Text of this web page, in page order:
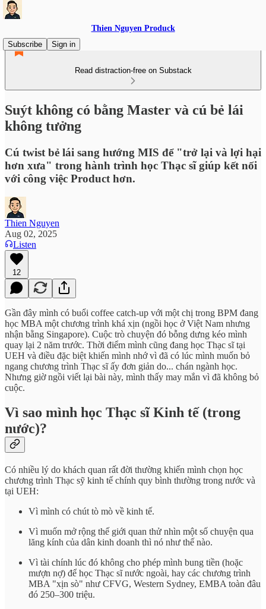
Thien Nguyen Produck
Subscribe
Sign in
Read distraction-free on Substack
Suýt không có bằng Master và cú bẻ lái
không tưởng
Cú twist bẻ lái sang hướng MIS để "trở lại và lợi hại
hơn xưa" trong hành trình học Thạc sĩ giúp kết nối
với công việc Product hơn.
Thien Nguyen
Aug 02, 2025
Listen
12
Gần đây mình có buổi coffee catch-up với một chị trong BPM đang
học MBA một chương trình khá xịn (ngồi học ở Việt Nam nhưng
nhận bằng Singapore). Cuộc trò chuyện đó bỗng dưng kéo mình
quay lại 2 năm trước. Thời điểm mình cũng đang học Thạc sĩ tại
UEH và điều đặc biệt khiến mình nhớ vì đã có lúc mình muốn bỏ
ngang chương trình Thạc sĩ ấy đơn giản do... chán ngành học.
Nhưng giờ ngồi viết lại bài này, mình thấy may mắn vì đã không bỏ
cuộc.
Vì sao mình học Thạc sĩ Kinh tế (trong
nước)?
Có nhiều lý do khách quan rất đời thường khiến mình chọn học
chương trình Thạc sỹ kinh tế chính quy bình thường trong nước và
tại UEH:
Vì mình có chút tò mò về kinh tế.
Vì muốn mở rộng thế giới quan thử nhìn một số chuyện qua
lăng kính của dân kinh doanh thì nó như thế nào.
Vì tài chính lúc đó không cho phép mình bung tiền (hoặc
mượn nợ) để học Thạc sĩ nước ngoài, hay các chương trình
MBA "xịn sò" như CFVG, Western Sydney, EMBA toàn đâu
đó 250–300 triệu.